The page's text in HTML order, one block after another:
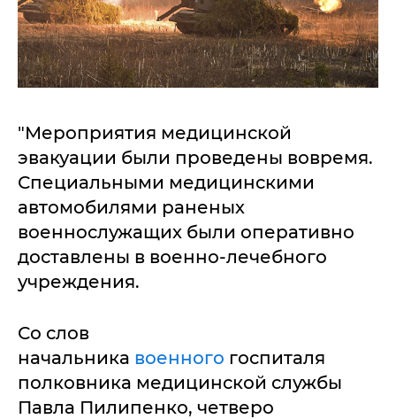
"Мероприятия медицинской
эвакуации были проведены вовремя.
Специальными медицинскими
автомобилями раненых
военнослужащих были оперативно
доставлены в военно-лечебного
учреждения.
Со слов
начальника военного госпиталя
полковника медицинской службы
Павла Пилипенко, четверо